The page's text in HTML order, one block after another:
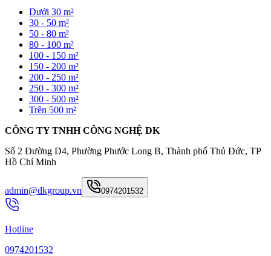
Dưới 30 m²
30 - 50 m²
50 - 80 m²
80 - 100 m²
100 - 150 m²
150 - 200 m²
200 - 250 m²
250 - 300 m²
300 - 500 m²
Trên 500 m²
CÔNG TY TNHH CÔNG NGHỆ DK
Số 2 Đường D4, Phường Phước Long B, Thành phố Thủ Đức, TP
Hồ Chí Minh
admin@dkgroup.vn 0974201532
Hotline
0974201532